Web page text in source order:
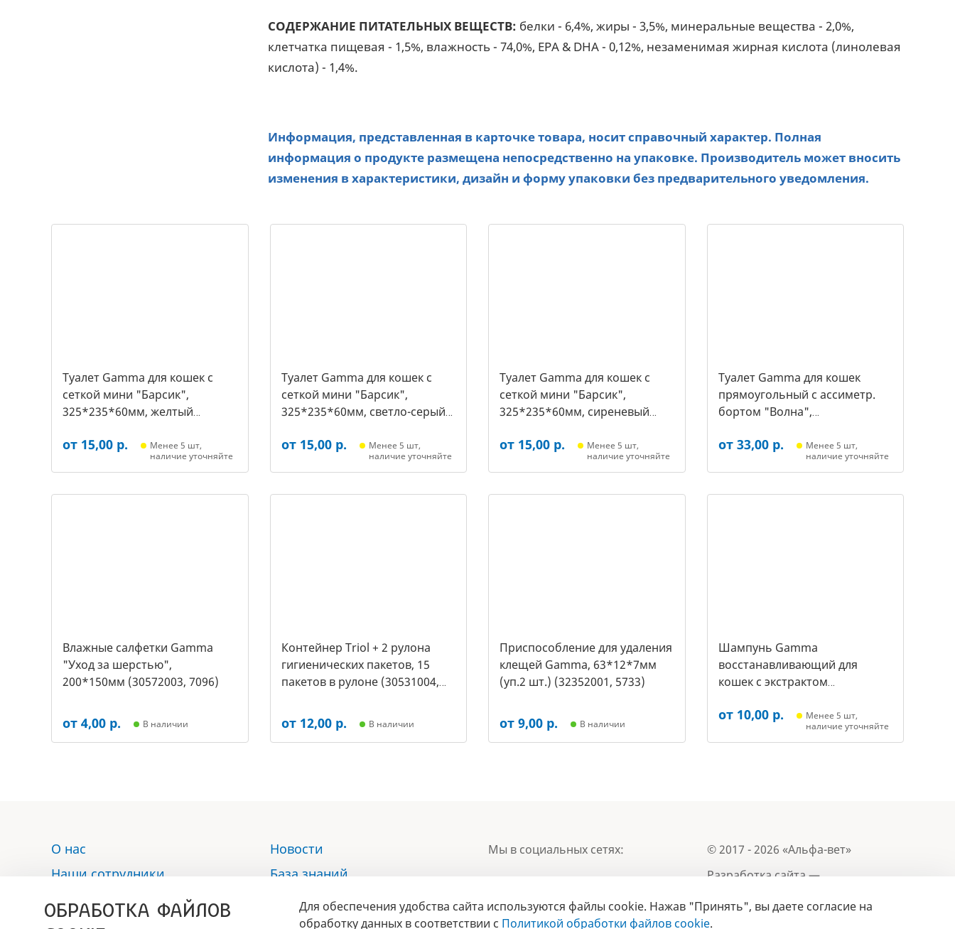
СОДЕРЖАНИЕ ПИТАТЕЛЬНЫХ ВЕЩЕСТВ: белки - 6,4%, жиры - 3,5%, минеральные вещества - 2,0%,
клетчатка пищевая - 1,5%, влажность - 74,0%, EPA & DHA - 0,12%, незаменимая жирная кислота (линолевая
кислота) - 1,4%.
Информация, представленная в карточке товара, носит справочный характер. Полная
информация о продукте размещена непосредственно на упаковке. Производитель может вносить
изменения в характеристики, дизайн и форму упаковки без предварительного уведомления.
Туалет Gamma для кошек c
сеткой мини "Барсик",
325*235*60мм, желтый
от 15,00 р.
Менее 5 шт,
наличие уточняйте
Туалет Gamma для кошек c
сеткой мини "Барсик",
325*235*60мм, светло-серый
от 15,00 р.
Менее 5 шт,
наличие уточняйте
Туалет Gamma для кошек c
сеткой мини "Барсик",
325*235*60мм, сиреневый
от 15,00 р.
Менее 5 шт,
наличие уточняйте
Туалет Gamma для кошек
прямоугольный с ассиметр.
бортом "Волна",
(20452018, 3387)
от 33,00 р.
Менее 5 шт,
наличие уточняйте
Влажные салфетки Gamma
"Уход за шерстью",
200*150мм (30572003, 7096)
от 4,00 р. В наличии
Контейнер Triol + 2 рулона
гигиенических пакетов, 15
пакетов в рулоне (30531004,
от 12,00 р. В наличии
Приспособление для удаления
клещей Gamma, 63*12*7мм
(уп.2 шт.) (32352001, 5733)
от 9,00 р. В наличии
Шампунь Gamma
восстанавливающий для
кошек с экстрактом
3431)
от 10,00 р.
Менее 5 шт,
наличие уточняйте
О нас
Наши сотрудники
Новости
База знаний
Отзывы
Контакты
Мы в социальных сетях:
БРЕНД
© 2017 - 2026 «Альфа-вет»
Разработка сайта —
Лицензия № 02150/1874, УНП 190845301
Информация, представленная на сайте, носит
ОБРАБОТКА ФАЙЛОВ
Для обеспечения удобства сайта используются файлы cookie. Нажав "Принять", вы даете согласие на
обработку данных в соответствии с Политикой обработки файлов cookie.